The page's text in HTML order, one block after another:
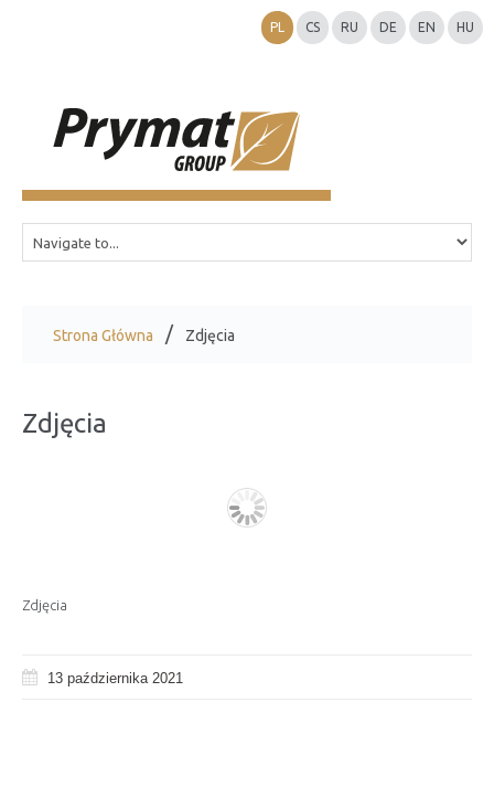
PL CS RU DE EN HU
Strona Główna Zdjęcia
Zdjęcia
Zdjęcia
13 października 2021